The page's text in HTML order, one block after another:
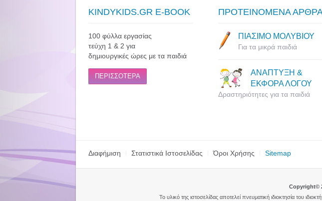
KINDYKIDS.GR E-BOOK
100 φύλλα εργασίας
τεύχη 1 & 2 για
δημιουργικές ώρες με τα παιδιά
ΠΕΡΙΣΣΟΤΕΡΑ
ΠΡΟΤΕΙΝΟΜΕΝΑ
ΠΙΑΣΙΜΟ ΜΟΛΥΒΙΟΥ
Για τα μικρά παιδιά
ΑΝΑΠΤΥΞΗ &
ΕΚΦΟΡΑ ΛΟΓΟΥ
Δραστηριότητες για τα παιδιά
Διαφήμιση Στατιστικά Ιστοσελίδας Όροι Χρήσης Sitemap
Copyright©
Το υλικό της ιστοσελίδας αποτελεί πνευματική ιδιοκτησία του